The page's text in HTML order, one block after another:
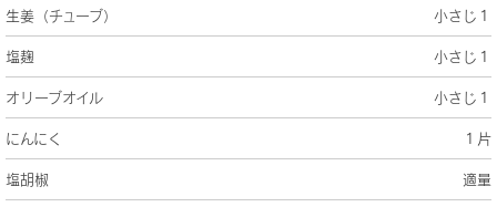
生姜（チューブ） 小さじ１
塩麹 小さじ１
オリーブオイル 小さじ１
にんにく １片
塩胡椒 適量